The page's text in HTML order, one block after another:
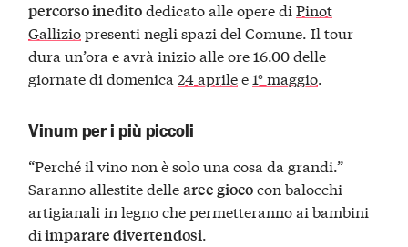
percorso ineditodedicato alle opere diPinot
Galliziopresenti negli spazi del Comune. Il tour
dura un’ora e avrà inizio alle ore 16.00 delle
giornate di domenica24 aprilee1° maggio.
Vinum per i più piccoli
“Perché il vino non è solo una cosa da grandi.”
Saranno allestite dellearee giococon balocchi
artigianali in legno che permetteranno ai bambini
diimparare divertendosi.